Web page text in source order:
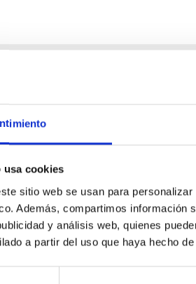
usa cookies
sitio web se usan para
Además, compartimos información
y análisis web, quienes
a partir del uso que haya hecho
desarrollo y
mecánicos y mecánica
equipo de ingeniería mecánica del
para acometer el diseño,
estructuras, mecanismos y sistemas